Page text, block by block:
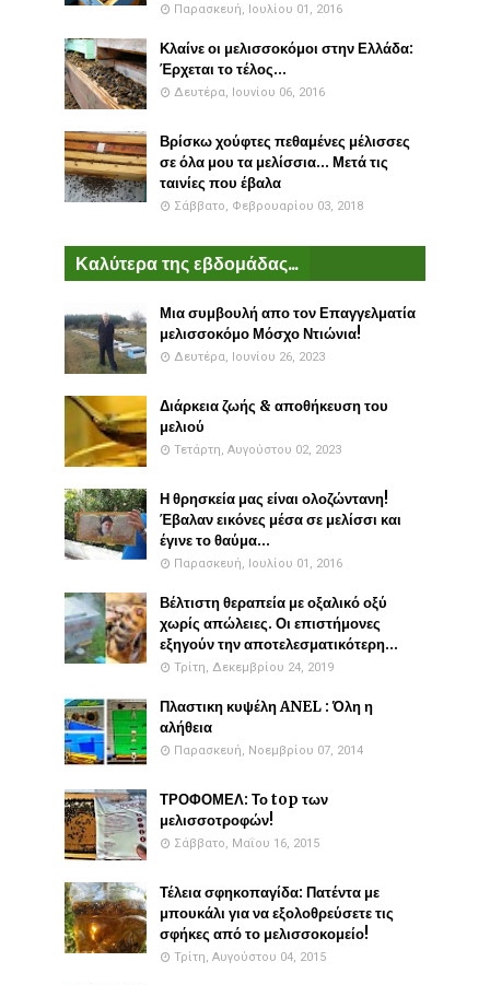
Παρασκευή, Ιουλίου 01, 2016
Κλαίνε οι μελισσοκόμοι στην Ελλάδα:
Έρχεται το τέλος...
Δευτέρα, Ιουνίου 06, 2016
Βρίσκω χούφτες πεθαμένες μέλισσες
σε όλα μου τα μελίσσια... Μετά τις
ταινίες που έβαλα
Σάββατο, Φεβρουαρίου 03, 2018
Καλύτερα της εβδομάδας...
Μια συμβουλή απο τον Επαγγελματία
μελισσοκόμο Μόσχο Ντιώνια!
Δευτέρα, Ιουνίου 26, 2023
Διάρκεια ζωής & αποθήκευση του
μελιού
Τετάρτη, Αυγούστου 02, 2023
Η θρησκεία μας είναι ολοζώντανη!
Έβαλαν εικόνες μέσα σε μελίσσι και
έγινε το θαύμα...
Παρασκευή, Ιουλίου 01, 2016
Βέλτιστη θεραπεία με οξαλικό οξύ
χωρίς απώλειες. Οι επιστήμονες
εξηγούν την αποτελεσματικότερη...
Τρίτη, Δεκεμβρίου 24, 2019
Πλαστικη κυψέλη ANEL : Όλη η
αλήθεια
Παρασκευή, Νοεμβρίου 07, 2014
ΤΡΟΦΟΜΕΛ: Το top των
μελισσοτροφών!
Σάββατο, Μαΐου 16, 2015
Τέλεια σφηκοπαγίδα: Πατέντα με
μπουκάλι για να εξολοθρεύσετε τις
σφήκες από το μελισσοκομείο!
Τρίτη, Αυγούστου 04, 2015